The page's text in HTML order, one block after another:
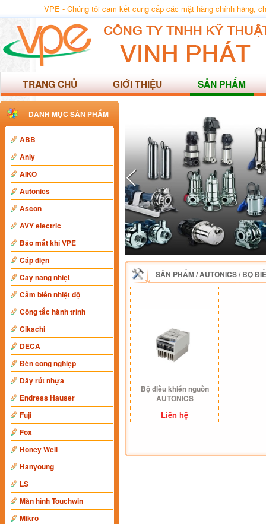
VPE - Chúng tôi cam kết cung cấp các mặt hàng chính hãng,
TRANG CHỦ GIỚI THIỆU SẢN PHẨM
DANH MỤC SẢN PHẨM
ABB
Anly
AIKO
Autonics
Ascon
AVY electric
Báo mất khí VPE
Cáp điện
Cây nâng nhiệt
Cảm biến nhiệt độ
Công tắc hành trình
Cikachi
DECA
Đèn công nghiệp
Dây rút nhựa
Endress Hauser
Fuji
Fox
Honey Well
Hanyoung
LS
Màn hình Touchwin
Mikro
SẢN PHẨM/AUTONICS/BỘ
Bộ điều khiển nguồn
AUTONICS
Liên hệ